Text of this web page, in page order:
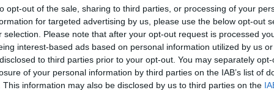
opt-out of the sale, sharing to third parties, or processing of your
for targeted advertising by us, please use the below opt-out
selection. Please note that after your opt-out request is processed
interest-based ads based on personal information utilized by us
to third parties prior to your opt-out. You may separately
of your personal information by third parties on the IAB’s list of
This information may also be disclosed by us to third parties on the
μακράς εμβέλειας στη Συρία θα είχε ακριβώς
να συμβάλει στην επίλυση του προβλήματος των
Το παράρτημα 231 του CAATSA απαιτεί την επιβολή
τομέα. Οι κυρώσεις ενεργοποιήθηκαν λόγω της